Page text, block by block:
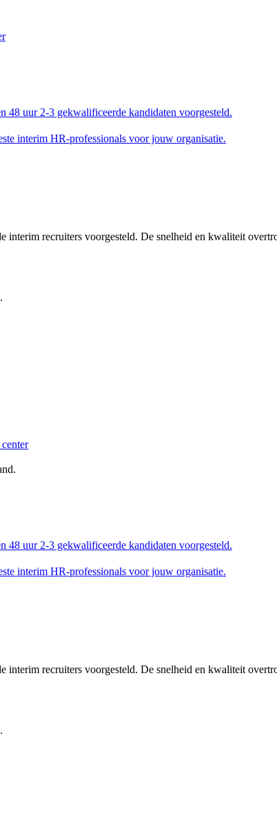
48 uur 2-3 gekwalificeerde kandidaten voorgesteld.
interim HR-professionals voor jouw organisatie.
interim recruiters voorgesteld. De snelheid en kwaliteit
48 uur 2-3 gekwalificeerde kandidaten voorgesteld.
interim HR-professionals voor jouw organisatie.
interim recruiters voorgesteld. De snelheid en kwaliteit